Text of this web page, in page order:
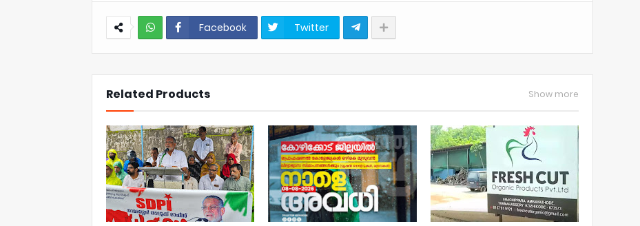
Facebook Twitter
Related Products Show more